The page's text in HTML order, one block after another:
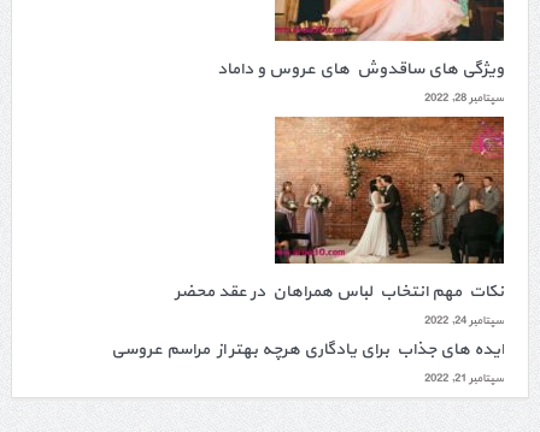
ویژگی های ساقدوش های عروس و داماد
سپتامبر 28, 2022
نکات مهم انتخاب لباس همراهان در عقد محضر
سپتامبر 24, 2022
ایده های جذاب برای یادگاری هرچه بهتر از مراسم عروسی
سپتامبر 21, 2022